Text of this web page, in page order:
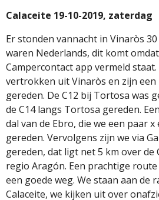
Calaceite 19-10-2019, zaterdag
Er stonden vannacht in Vinaròs
waren Nederlands, dit komt
Campercontact app vermeld
vertrokken uit Vinaròs en zijn een
gereden. De C12 bij Tortosa was
de C14 langs Tortosa gereden.
dal van de Ebro, die we een paar
gereden. Vervolgens zijn we via
gereden, dat ligt net 5 km over de
regio Aragón. Een prachtige
een goede weg. We staan aan de
Calaceite, we kijken uit over